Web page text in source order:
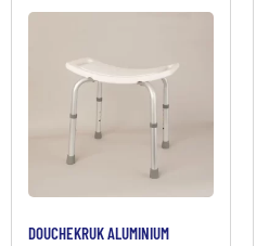
DOUCHEKRUK ALUMINIUM